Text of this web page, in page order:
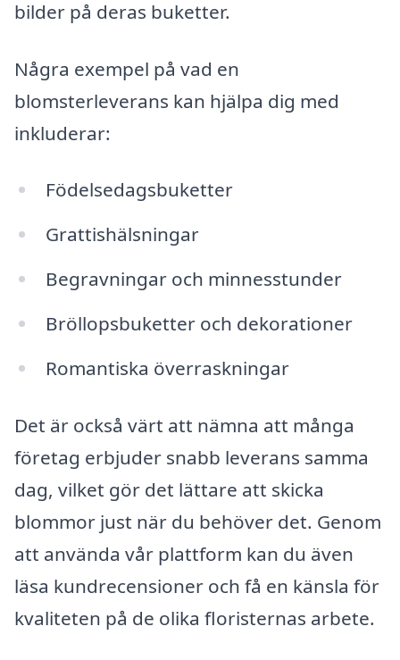
bilder på deras buketter.
Några exempel på vad en
blomsterleverans kan hjälpa dig med
inkluderar:
Födelsedagsbuketter
Grattishälsningar
Begravningar och minnesstunder
Bröllopsbuketter och dekorationer
Romantiska överraskningar
Det är också värt att nämna att många
företag erbjuder snabb leverans samma
dag, vilket gör det lättare att skicka
blommor just när du behöver det. Genom
att använda vår plattform kan du även
läsa kundrecensioner och få en känsla för
kvaliteten på de olika floristernas arbete.